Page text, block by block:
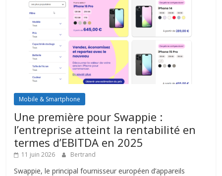
Mobile & Smartphone
Une première pour Swappie :
l’entreprise atteint la rentabilité en
termes d’EBITDA en 2025
11 juin 2026 Bertrand
Swappie, le principal fournisseur européen d’appareils